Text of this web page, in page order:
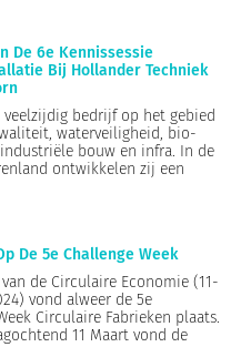
De 6e Kennissessie
Bij Hollander Techniek
veelzijdig bedrijf op het gebied
waterveiligheid, bio-
bouw en infra. In de
ontwikkelen zij een
De 5e Challenge Week
de Circulaire Economie (11-
vond alweer de 5e
Circulaire Fabrieken plaats.
11 Maart vond de